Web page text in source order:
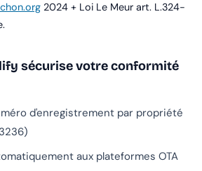
2024 + Loi Le Meur art. L.324-
sécurise votre conformité
d'enregistrement par propriété
aux plateformes OTA